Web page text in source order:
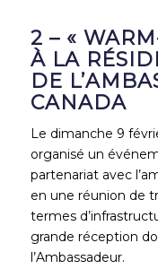
2 – «
À LA
DE
CANADA
Le dimanche 9
organisé un
partenariat avec
en une réunion de
termes
grande réception
l’Ambassadeur.